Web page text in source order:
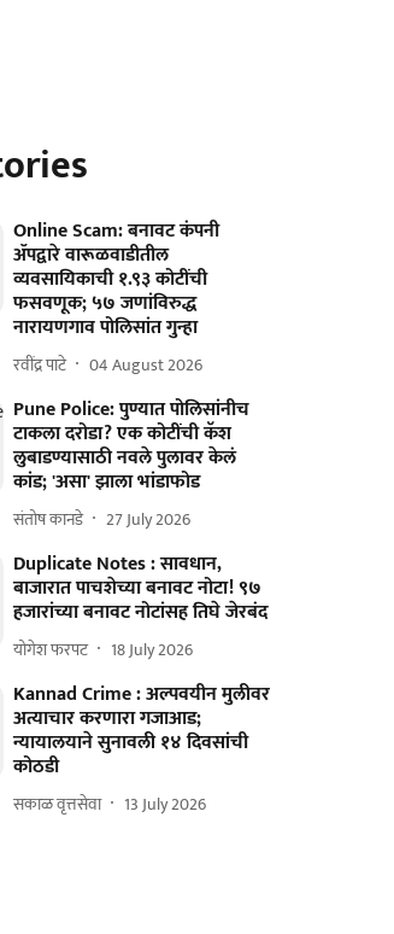
Online Scam: बनावट कंपनी
ॲपद्वारे वारूळवाडीतील
व्यवसायिकाची १.९३ कोटींची
फसवणूक; ५७ जणांविरुद्ध
नारायणगाव पोलिसांत गुन्हा
रवींद्र पाटे 04 August 2026
Pune Police: पुण्यात पोलिसांनीच
टाकला दरोडा? एक कोटींची कॅश
लुबाडण्यासाठी नवले पुलावर केलं
कांड; 'असा' झाला भांडाफोड
संतोष कानडे 27 July 2026
Duplicate Notes : सावधान,
बाजारात पाचशेच्या बनावट नोटा! ९७
हजारांच्या बनावट नोटांसह तिघे जेरबंद
योगेश फरपट 18 July 2026
Kannad Crime : अल्पवयीन मुलीवर
अत्याचार करणारा गजाआड;
न्यायालयाने सुनावली १४ दिवसांची
कोठडी
सकाळ वृत्तसेवा 13 July 2026